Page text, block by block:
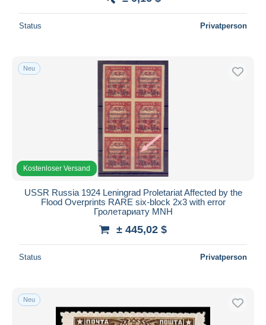
Status Privatperson
Neu
Kostenloser Versand
USSR Russia 1924 Leningrad Proletariat Affected by the
Flood Overprints RARE six-block 2x3 with error
Гролетариату MNH
± 445,02 $
Status Privatperson
Neu